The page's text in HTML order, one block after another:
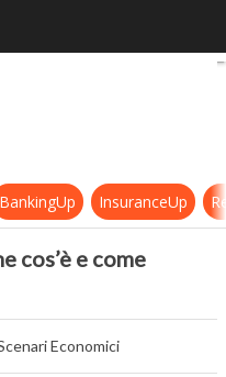
e-commerce: che cos’è
BankingUp InsuranceUp
cos’è e come
Economici